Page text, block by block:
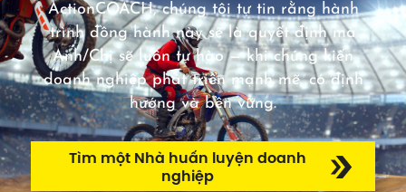
ActionCOACH, chúng tôi tự tin rằng hành
trình đồng hành này sẽ là quyết định mà
Anh/Chị sẽ luôn tự hào — khi chứng kiến
doanh nghiệp phát triển mạnh mẽ, có định
hướng và bền vững.
Tìm một Nhà huấn luyện doanh
nghiệp